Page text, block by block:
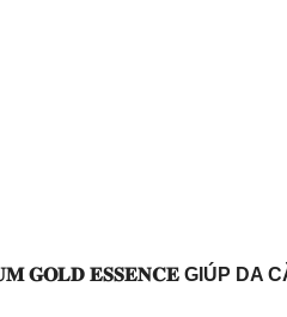
𝐄𝐒𝐒𝐄𝐍𝐂𝐄 GIÚP DA